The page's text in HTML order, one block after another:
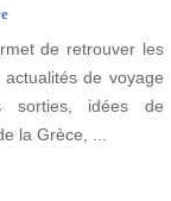
de retrouver les
de voyage
sorties, idées de
la Grèce, ...